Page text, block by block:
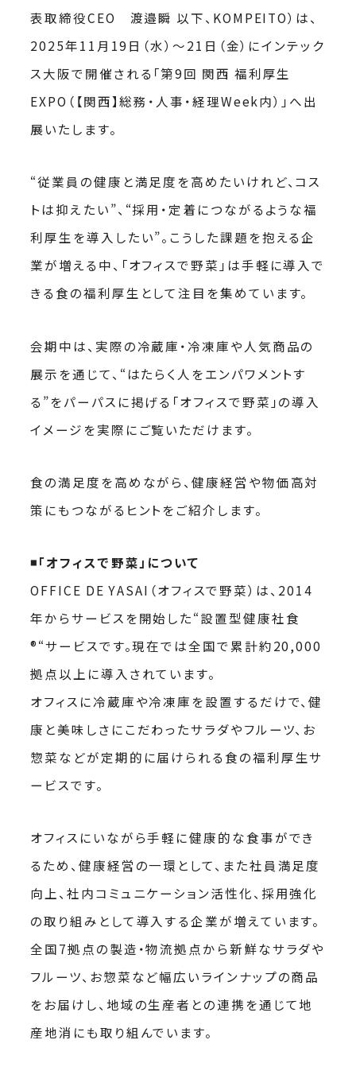
表取締役CEO 渡邉瞬 以下、KOMPEITO）は、
2025年11月19日（水）〜21日（金）にインテック
ス大阪で開催される「第9回 関西 福利厚生
EXPO（【関西】総務・人事・経理Week内）」へ出
展いたします。
“従業員の健康と満足度を高めたいけれど、コス
トは抑えたい”、“採用・定着につながるような福
利厚生を導入したい”。こうした課題を抱える企
業が増える中、「オフィスで野菜」は手軽に導入で
きる食の福利厚生として注目を集めています。
会期中は、実際の冷蔵庫・冷凍庫や人気商品の
展示を通じて、“はたらく人をエンパワメントす
る”をパーパスに掲げる「オフィスで野菜」の導入
イメージを実際にご覧いただけます。
食の満足度を高めながら、健康経営や物価高対
策にもつながるヒントをご紹介します。
◾️「オフィスで野菜」について
OFFICE DE YASAI（オフィスで野菜）は、2014
年からサービスを開始した“設置型健康社食
®“サービスです。現在では全国で累計約20,000
拠点以上に導入されています。
オフィスに冷蔵庫や冷凍庫を設置するだけで、健
康と美味しさにこだわったサラダやフルーツ、お
惣菜などが定期的に届けられる食の福利厚生サ
ービスです。
オフィスにいながら手軽に健康的な食事ができ
るため、健康経営の一環として、また社員満足度
向上、社内コミュニケーション活性化、採用強化
の取り組みとして導入する企業が増えています。
全国7拠点の製造・物流拠点から新鮮なサラダや
フルーツ、お惣菜など幅広いラインナップの商品
をお届けし、地域の生産者との連携を通じて地
産地消にも取り組んでいます。